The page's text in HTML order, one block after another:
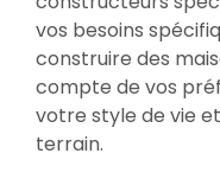
vos besoins
construire des
compte de vos
votre style de vie
terrain.